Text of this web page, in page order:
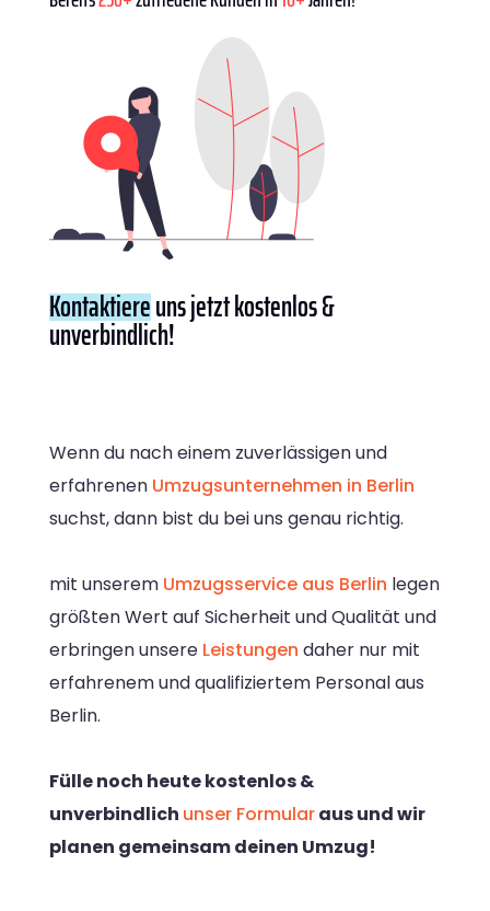
Kontaktiereuns jetzt kostenlos &
unverbindlich!
Wenn du nach einem zuverlässigen und
erfahrenen Umzugsunternehmen in Berlin
suchst, dann bist du bei uns genau richtig.
mit unserem Umzugsservice aus Berlin legen
größten Wert auf Sicherheit und Qualität und
erbringen unsere Leistungen daher nur mit
erfahrenem und qualifiziertem Personal aus
Berlin.
Fülle noch heute kostenlos &
unverbindlich unser Formularaus und wir
planen gemeinsam deinen Umzug!